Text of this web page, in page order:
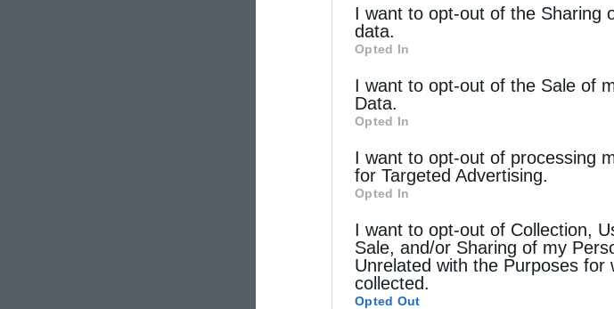
other third parties.
I want to opt-out of the Sharing
data.
Opted In
I want to opt-out of the Sale of
Data.
Opted In
I want to opt-out of processing
for Targeted Advertising.
Opted In
I want to opt-out of Collection,
Sale, and/or Sharing of my
Unrelated with the Purposes for
collected.
Opted Out